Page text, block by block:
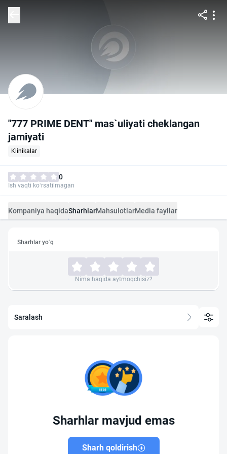
"777 PRIME DENT" mas`uliyati cheklangan
jamiyati
Klinikalar
0
Ish vaqti ko‘rsatilmagan
Kompaniya haqidaSharhlarMahsulotlarMedia fayllar
Sharhlar yo‘q
Nima haqida aytmoqchisiz?
Saralash
Sharhlar mavjud emas
Sharh qoldirish